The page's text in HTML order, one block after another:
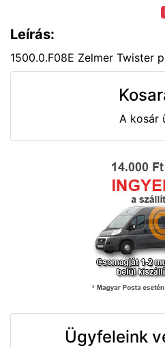
Leírás:
1500.0.F08E Zelmer Twister
A kosár
Ügyfeleink